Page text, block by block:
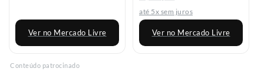
Manual do Proprietário –
Chevrolet Monza (1987)